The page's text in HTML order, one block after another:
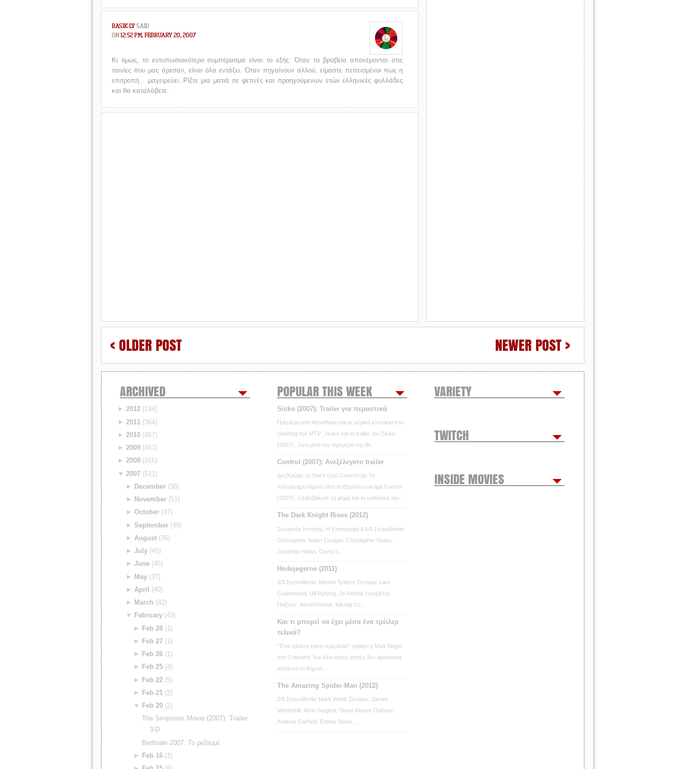
BASIK-LYSAID
ON12:52 PM, FEBRUARY 20, 2007
Κι όμως, το εντυπωσιακότερο συμπέρασμα είναι το εξής: Όταν τα βραβεία απονέμονται στις
ταινίες που μας άρεσαν, είναι όλα εντάξει. Όταν πηγαίνουν αλλού, είμαστε πεπεισμένοι πως η
επιτροπή... μαγειρεύει. Ρίξτε μια ματιά σε φετινές και προηγούμενων ετών ελληνικές φυλλάδες
και θα καταλάβετε.
< OLDER POST NEWER POST >
ARCHIVED
►2012 (184)
►2011 (364)
►2010 (457)
►2009 (461)
►2008 (416)
▼2007 (511)
►
December(38)
►
November(51)
► October(47)
► September(49)
► August(36)
► July(45)
► June(45)
► May(37)
► April
(40)
►
March (42)
▼
February(43)
► Feb 28 (1)
►
Feb 27 (1)
►
Feb 26 (1)
►
Feb 25 (4)
► Feb 22 (5)
►
Feb 21 (2)
▼
Feb 20 (2)
The Simpsons Movie (2007): Trailer
3-D
Berlinale 2007: Το ρεζουμέ
►
Feb 16 (1)
POPULAR THIS WEEK
Sicko (2007): Trailer για περαστικά
Πρεμιέρα στο Moviefone και με μερικά κλιπάκια στο
cineblog του MTV , έκανε και το trailer του Sicko
(2007) , λίγο μετά την πρεμιέρα της ίδι...
Control (2007): Ανεξέλεγκτο trailer
Δες/Κρύψε το She's Lost Control clip Το
πολυαναμενόμενο από το Βερολίνο ακόμα Control
(2007) , επιβεβαίωσε τη φήμη και τη καθολική του ...
The Dark Knight Rises (2012)
Σκοτεινός Ιππότης: Η Επιστροφή 4.5/5 Σκηνοθεσία:
Christopher Nolan Σενάριο: Christopher Nolan,
Jonathan Nolan, David S....
Hodejegerne (2011)
3/5 Σκηνοθεσία: Morten Tyldum Σενάριο: Lars
Gudemstad, Ulf Ryberg, Jo Nesbø (νουβέλα)
Παίζουν: Aksel Hennie, Nikolaj Co...
Και τι μπορεί να έχει μέσα ένα τρέιλερ
τελικά?
"Ένα τρέιλερ κάνει πρεμιέρα", γράφει ο Matt Singer
στο Criticwire "και όλοι στους ιστούς δεν αρκούνται
απλά να το δημοσ...
The Amazing Spider-Man (2012)
2/5 Σκηνοθεσία: Mark Webb Σενάριο: James
Vanderbilt, Alvin Sargent, Steve Kloves Παίζουν:
Andrew Garfield, Emma Stone, ...
VARIETY
TWITCH
INSIDE MOVIES